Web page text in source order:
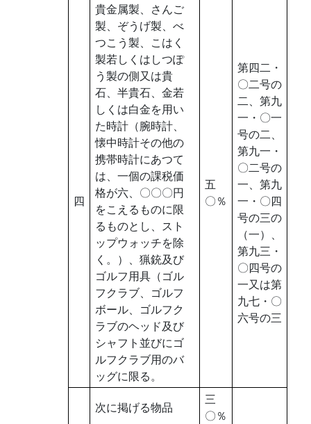
四
貴金属製、さんご
製、ぞうげ製、べ
つこう製、こはく
製若しくはしつぽ
う製の側又は貴
石、半貴石、金若
しくは白金を用い
た時計（腕時計、
懐中時計その他の
携帯時計にあつて
は、一個の課税価
格が六、〇〇〇円
をこえるものに限
るものとし、スト
ップウォッチを除
く。）、猟銃及び
ゴルフ用具（ゴル
フクラブ、ゴルフ
ボール、ゴルフク
ラブのヘッド及び
シャフト並びにゴ
ルフクラブ用のバ
ッグに限る。
五
〇％
第四二・
〇二号の
二、第九
一・〇一
号の二、
第九一・
〇二号の
一、第九
一・〇四
号の三の
（一）、
第九三・
〇四号の
一又は第
九七・〇
六号の三
次に掲げる物品
三
〇％